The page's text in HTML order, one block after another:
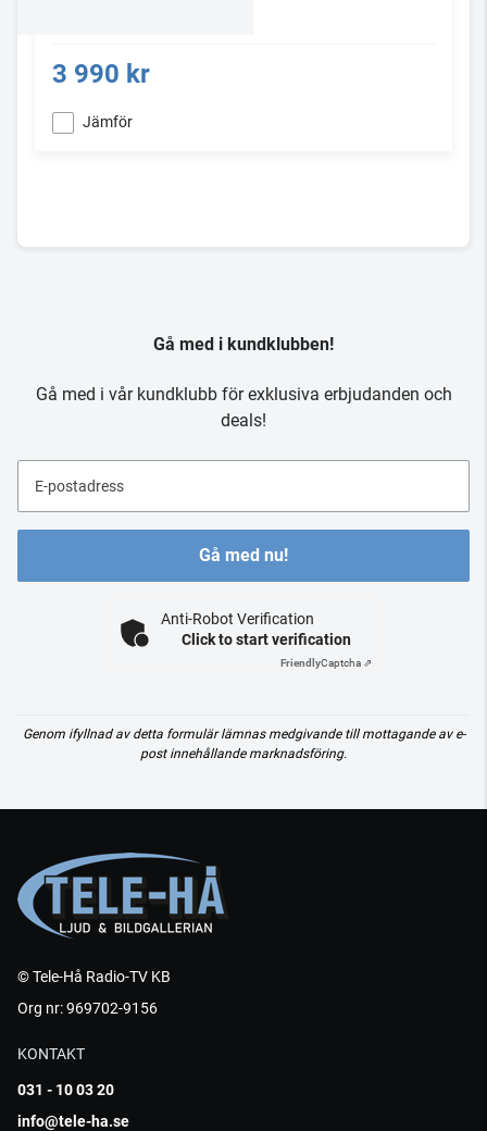
3 990 kr
Jämför
Gå med i kundklubben!
Gå med i vår kundklubb för exklusiva erbjudanden och
deals!
E-postadress
Gå med nu!
Anti-Robot Verification
Click to start verification
FriendlyCaptcha ⇗
Genom ifyllnad av detta formulär lämnas medgivande till mottagande av e-
post innehållande marknadsföring.
© Tele-Hå Radio-TV KB
Org nr: 969702-9156
KONTAKT
031 - 10 03 20
info@tele-ha.se